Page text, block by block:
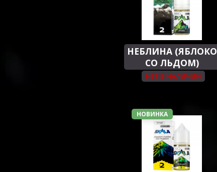
НЕБЛИНА (ЯБЛОКО
СО ЛЬДОМ)
НЕТ В НАЛИЧИИ
НОВИНКА